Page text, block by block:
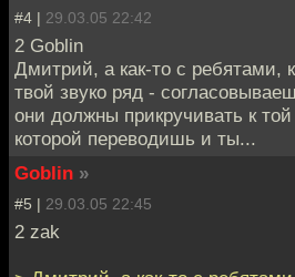
#4 | 29.03.05 22:42
2 Goblin
Дмитрий, а как-то с ребятами,
твой звуко ряд -
они должны прикручивать к
которой переводишь и ты...
Goblin »
#5 | 29.03.05 22:45
2 zak